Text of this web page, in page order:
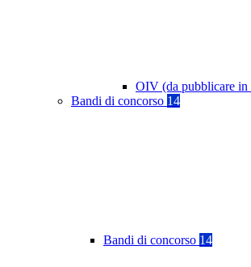
OIV (da pubblicare in
Bandi di concorso 14
Bandi di concorso 14